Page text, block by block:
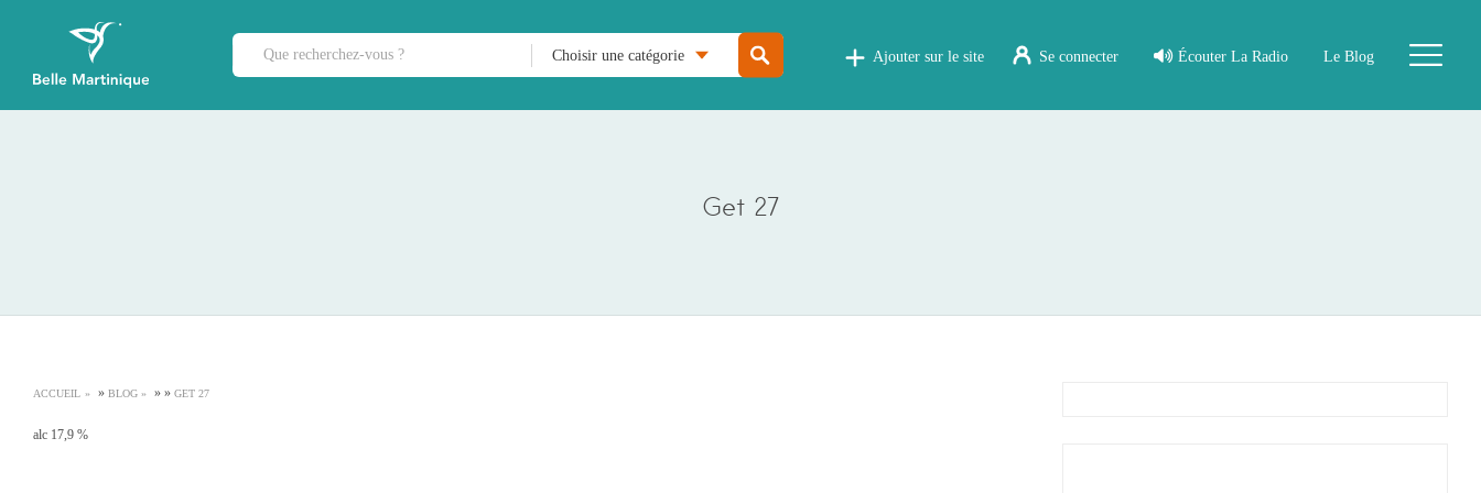
Choisir une catégorie Ajouter sur le site Se connecter Écouter La Radio Le Blog
Get 27
ACCUEIL » BLOG » » GET 27
alc 17,9 %